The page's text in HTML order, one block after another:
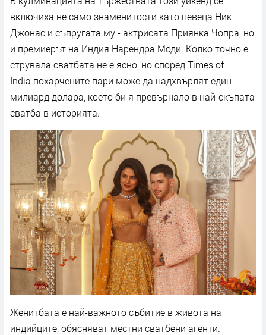
включиха не само знаменитости като певеца Ник
Джонас и съпругата му - актрисата Приянка Чопра, но
и премиерът на Индия Нарендра Моди. Колко точно е
струвала сватбата не е ясно, но според Times of
India похарчените пари може да надхвърлят един
милиард долара, което би я превърнало в най-скъпата
сватба в историята.
Женитбата е най-важното събитие в живота на
индийците, обясняват местни сватбени агенти.